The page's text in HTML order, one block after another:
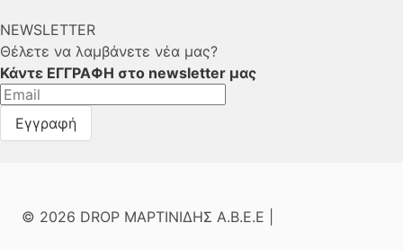
NEWSLETTER
Θέλετε να λαμβάνετε νέα μας?
Κάντε ΕΓΓΡΑΦΗ στο newsletter μας
© 2026 DROP ΜΑΡΤΙΝΙΔΗΣ Α.Β.Ε.Ε |